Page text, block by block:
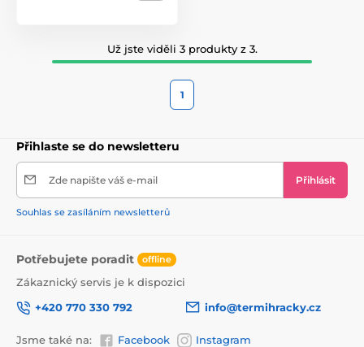
Už jste viděli 3 produkty z 3.
1
Přihlaste se do newsletteru
Zde napište váš e-mail Přihlásit
Souhlas se zasíláním newsletterů
Potřebujete poradit offline
Zákaznický servis je k dispozici
+420 770 330 792
info@termihracky.cz
Jsme také na: Facebook Instagram